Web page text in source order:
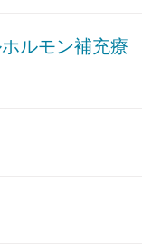
ルモン補充療